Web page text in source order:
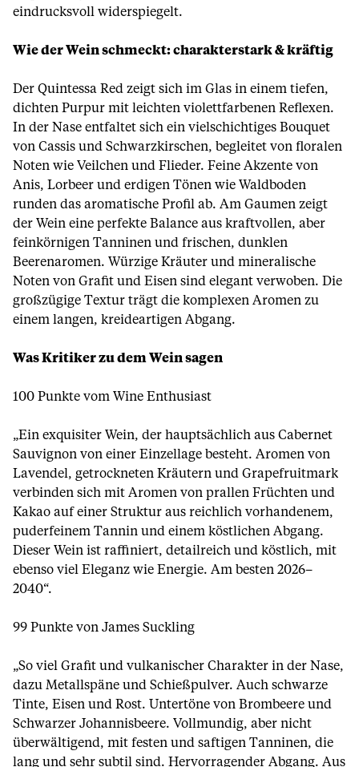
eindrucksvoll widerspiegelt.
Wie der Wein schmeckt: charakterstark & kräftig
Der Quintessa Red zeigt sich im Glas in einem tiefen,
dichten Purpur mit leichten violettfarbenen Reflexen.
In der Nase entfaltet sich ein vielschichtiges Bouquet
von Cassis und Schwarzkirschen, begleitet von floralen
Noten wie Veilchen und Flieder. Feine Akzente von
Anis, Lorbeer und erdigen Tönen wie Waldboden
runden das aromatische Profil ab. Am Gaumen zeigt
der Wein eine perfekte Balance aus kraftvollen, aber
feinkörnigen Tanninen und frischen, dunklen
Beerenaromen. Würzige Kräuter und mineralische
Noten von Grafit und Eisen sind elegant verwoben. Die
großzügige Textur trägt die komplexen Aromen zu
einem langen, kreideartigen Abgang.
Was Kritiker zu dem Wein sagen
100 Punkte vom Wine Enthusiast
„Ein exquisiter Wein, der hauptsächlich aus Cabernet
Sauvignon von einer Einzellage besteht. Aromen von
Lavendel, getrockneten Kräutern und Grapefruitmark
verbinden sich mit Aromen von prallen Früchten und
Kakao auf einer Struktur aus reichlich vorhandenem,
puderfeinem Tannin und einem köstlichen Abgang.
Dieser Wein ist raffiniert, detailreich und köstlich, mit
ebenso viel Eleganz wie Energie. Am besten 2026–
2040“.
99 Punkte von James Suckling
„So viel Grafit und vulkanischer Charakter in der Nase,
dazu Metallspäne und Schießpulver. Auch schwarze
Tinte, Eisen und Rost. Untertöne von Brombeere und
Schwarzer Johannisbeere. Vollmundig, aber nicht
überwältigend, mit festen und saftigen Tanninen, die
lang und sehr subtil sind. Hervorragender Abgang. Aus